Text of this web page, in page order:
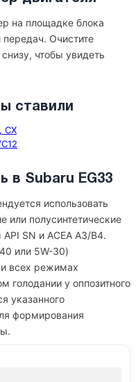
на площадке блока
Очистите
чтобы увидеть
ставили
CX
в Subaru EG33
использовать
или полусинтетические
SN и ACEA A3/B4.
или 5W-30)
всех режимах
голодании у оппозитного
указанного
формирования